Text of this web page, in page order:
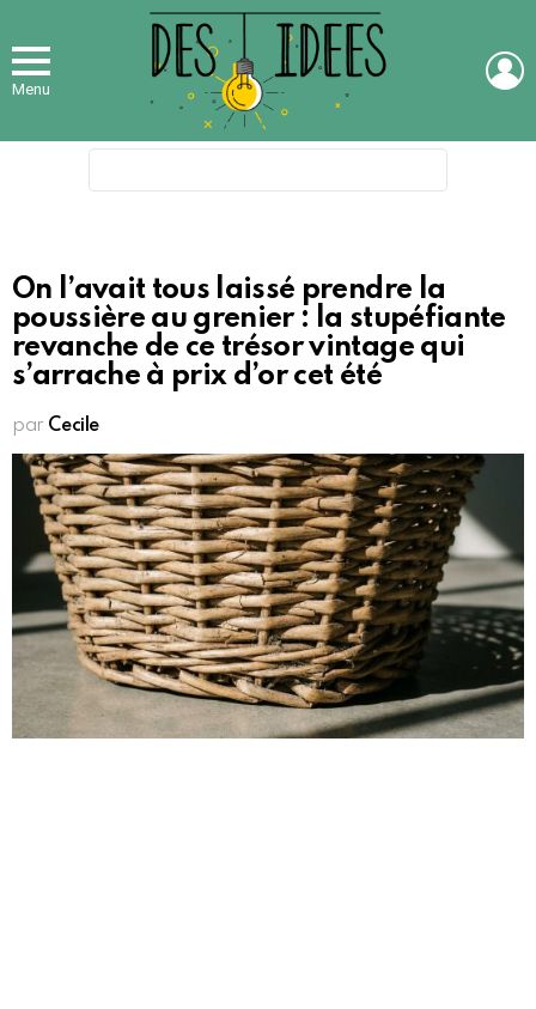
Menu
On l’avait tous laissé prendre la
poussière au grenier : la stupéfiante
revanche de ce trésor vintage qui
s’arrache à prix d’or cet été
par Cecile